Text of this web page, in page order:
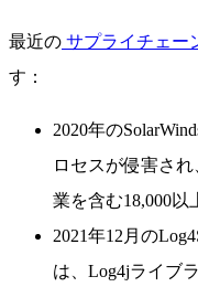
最近の サプライチェー
す：
2020年の
ロセスが侵害さ
業を含む18,000以
2021年12月の
は、Log4jライブ